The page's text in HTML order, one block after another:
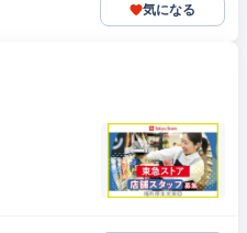
気になる